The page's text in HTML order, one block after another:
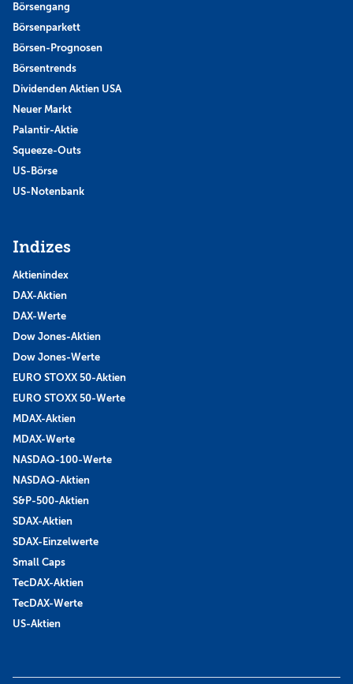
Börsengang
Börsenparkett
Börsen-Prognosen
Börsentrends
Dividenden Aktien USA
Neuer Markt
Palantir-Aktie
Squeeze-Outs
US-Börse
US-Notenbank
Indizes
Aktienindex
DAX-Aktien
DAX-Werte
Dow Jones-Aktien
Dow Jones-Werte
EURO STOXX 50-Aktien
EURO STOXX 50-Werte
MDAX-Aktien
MDAX-Werte
NASDAQ-100-Werte
NASDAQ-Aktien
S&P-500-Aktien
SDAX-Aktien
SDAX-Einzelwerte
Small Caps
TecDAX-Aktien
TecDAX-Werte
US-Aktien